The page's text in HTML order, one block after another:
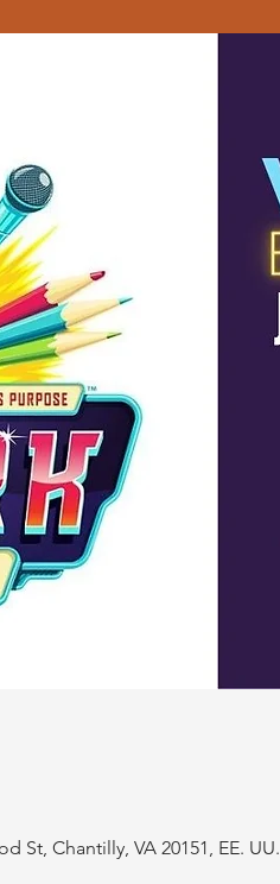
St, Chantilly, VA 20151, EE. UU.